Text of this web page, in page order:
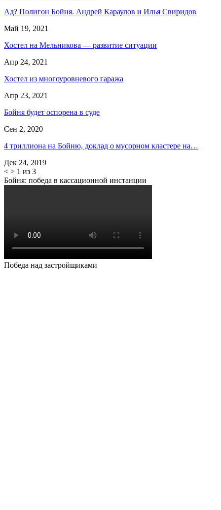
Ад? Полигон Бойня. Андрей Караулов и Илья Свиридов
Май 19, 2021
Хостел на Мельникова — развитие ситуации
Апр 24, 2021
Хостел из многоуровневого гаража
Апр 23, 2021
Бойня будет оспорена в суде
Сен 2, 2020
4 триллиона на Бойню, доклад о мусорном кластере на…
Дек 24, 2019
< > 1 из 3
Бойня: победа в кассационной инстанции
Победа над застройщиками